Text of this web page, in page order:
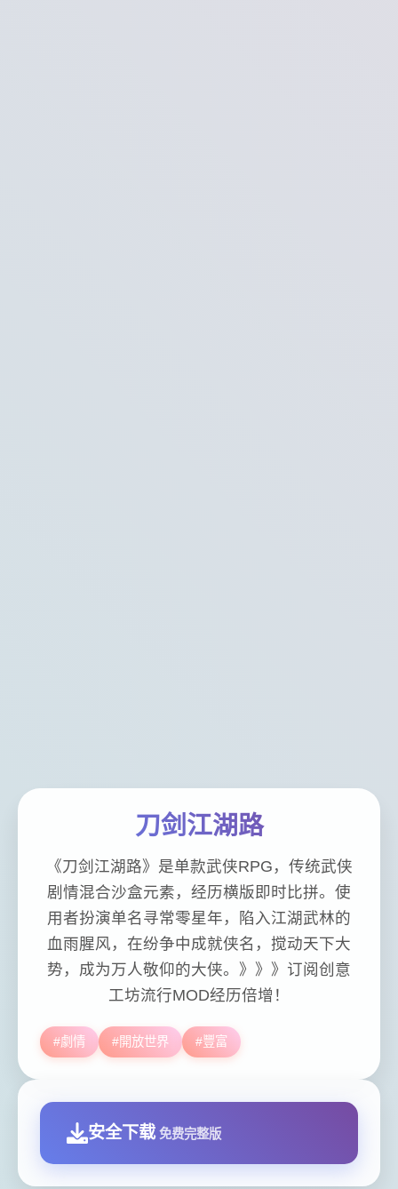
刀剑江湖路
《刀剑江湖路》是单款武侠RPG，传统武侠
剧情混合沙盒元素，经历横版即时比拼。使
用者扮演单名寻常零星年，陷入江湖武林的
血雨腥风，在纷争中成就侠名，搅动天下大
势，成为万人敬仰的大侠。》》》订阅创意
工坊流行MOD经历倍增！
#劇情 #開放世界 #豐富
安全下载 免费完整版